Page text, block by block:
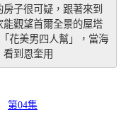
子很可疑，跟著來到
觀望首爾全景的屋塔
花美男四人幫」，當海
到恩奎用
第04集